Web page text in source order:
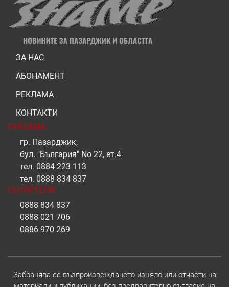
ЗА НАС
АБОНАМЕНТ
РЕКЛАМА
КОНТАКТИ
РЕКЛАМА
гр. Пазарджик,
бул. "България" No 22, ет.4
тел. 0884 223 113
тел. 0888 834 837
РЕПОРТЕРИ
0888 834 837
0888 021 706
0886 970 269
Забранява се възпроизвеждането изцяло или отчасти на